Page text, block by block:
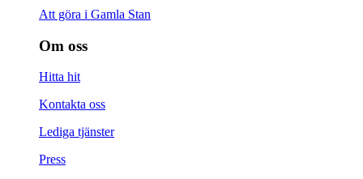
Att göra i Gamla Stan
Om oss
Hitta hit
Kontakta oss
Lediga tjänster
Press